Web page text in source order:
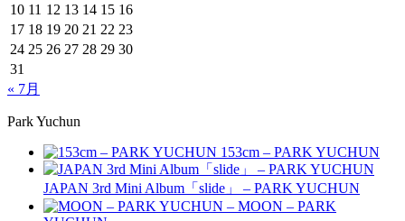
10 11 12 13 14 15 16
17 18 19 20 21 22 23
24 25 26 27 28 29 30
31
« 7月
Park Yuchun
153cm – PARK YUCHUN
JAPAN 3rd Mini Album「slide」 – PARK YUCHUN
MOON – PARK